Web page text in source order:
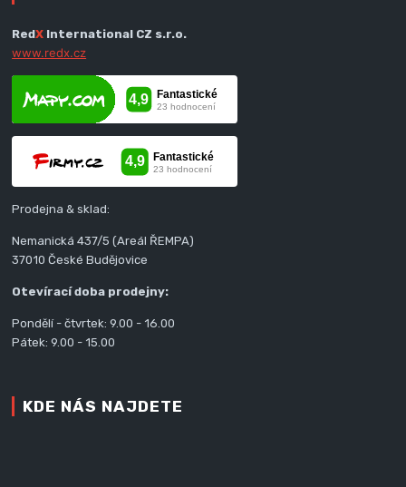
RedX International CZ s.r.o.
www.redx.cz
Prodejna & sklad:
Nemanická 437/5 (Areál ŘEMPA)
37010 České Budějovice
Otevírací doba prodejny:
Pondělí - čtvrtek: 9.00 - 16.00
Pátek: 9.00 - 15.00
KDE NÁS NAJDETE